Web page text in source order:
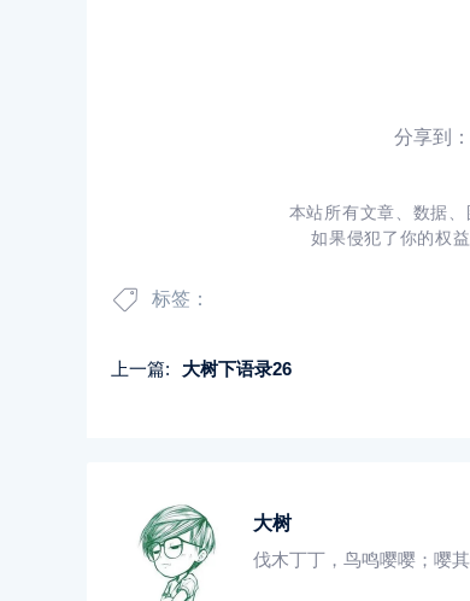
分享到：
本站所有文章、数据
如果侵犯了你的权
标签：
上一篇: 大树下语录26
大树
伐木丁丁，鸟鸣嘤嘤；嘤